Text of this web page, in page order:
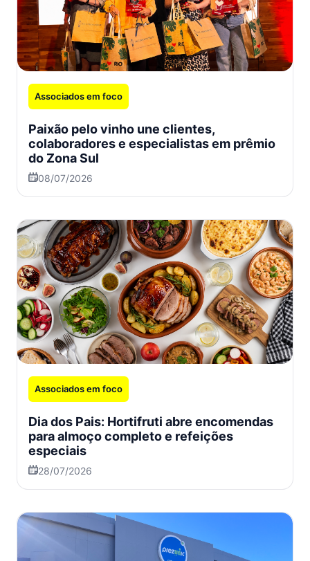
Associados em foco
Paixão pelo vinho une clientes,
colaboradores e especialistas em prêmio
do Zona Sul
08/07/2026
Associados em foco
Dia dos Pais: Hortifruti abre encomendas
para almoço completo e refeições
especiais
28/07/2026